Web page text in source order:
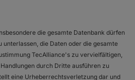
die gesamte Datenbank dürfen
unterlassen, die Daten oder die gesamte
TecAlliance's zu vervielfältigen,
durch Dritte ausführen zu
eine Urheberrechtsverletzung dar und